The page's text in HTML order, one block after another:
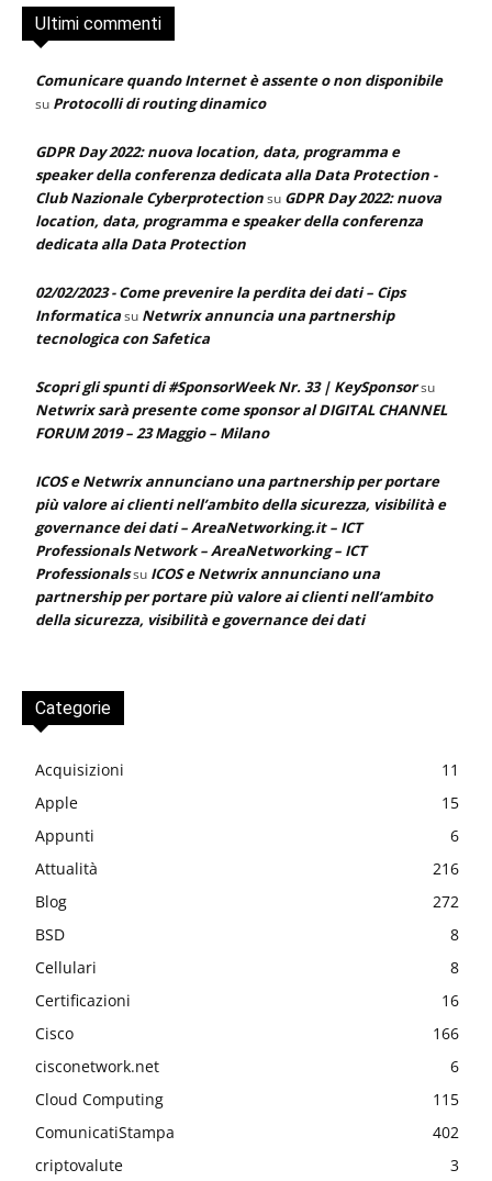
Ultimi commenti
Comunicare quando Internet è assente o non disponibile
su Protocolli di routing dinamico
GDPR Day 2022: nuova location, data, programma e
speaker della conferenza dedicata alla Data Protection -
Club Nazionale Cyberprotectionsu GDPR Day 2022: nuova
location, data, programma e speaker della conferenza
dedicata alla Data Protection
02/02/2023 - Come prevenire la perdita dei dati – Cips
Informaticasu Netwrix annuncia una partnership
tecnologica con Safetica
Scopri gli spunti di #SponsorWeek Nr. 33 | KeySponsorsu
Netwrix sarà presente come sponsor al DIGITAL CHANNEL
FORUM 2019 – 23 Maggio – Milano
ICOS e Netwrix annunciano una partnership per portare
più valore ai clienti nell’ambito della sicurezza, visibilità e
governance dei dati – AreaNetworking.it – ICT
Professionals Network – AreaNetworking – ICT
Professionalssu ICOS e Netwrix annunciano una
partnership per portare più valore ai clienti nell’ambito
della sicurezza, visibilità e governance dei dati
Categorie
Acquisizioni
11
Apple
15
Appunti
6
Attualità
216
Blog
272
BSD
8
Cellulari
8
Certificazioni
16
Cisco
166
cisconetwork.net
6
Cloud Computing
115
ComunicatiStampa
402
criptovalute
3